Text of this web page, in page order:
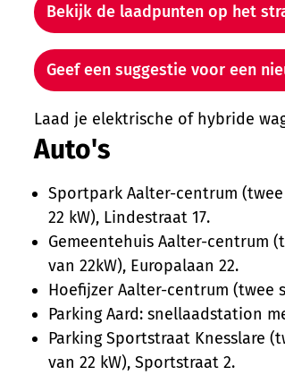
Bekijk de laadpunten op het
Geef een suggestie voor een
Laad je elektrische of hybride
Auto's
Sportpark Aalter-centrum
22 kW), Lindestraat 17.
Gemeentehuis Aalter-centrum
van 22kW), Europalaan 22.
Hoefijzer Aalter-centrum (twee
Parking Aard: snellaadstation
Parking Sportstraat Knesslare
van 22 kW), Sportstraat 2.